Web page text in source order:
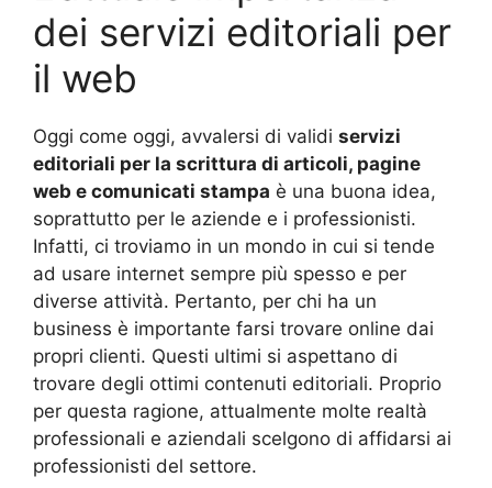
dei servizi editoriali per
il web
Oggi come oggi, avvalersi di validi servizi
editoriali per la scrittura di articoli, pagine
web e comunicati stampa è una buona idea,
soprattutto per le aziende e i professionisti.
Infatti, ci troviamo in un mondo in cui si tende
ad usare internet sempre più spesso e per
diverse attività. Pertanto, per chi ha un
business è importante farsi trovare online dai
propri clienti. Questi ultimi si aspettano di
trovare degli ottimi contenuti editoriali. Proprio
per questa ragione, attualmente molte realtà
professionali e aziendali scelgono di affidarsi ai
professionisti del settore.